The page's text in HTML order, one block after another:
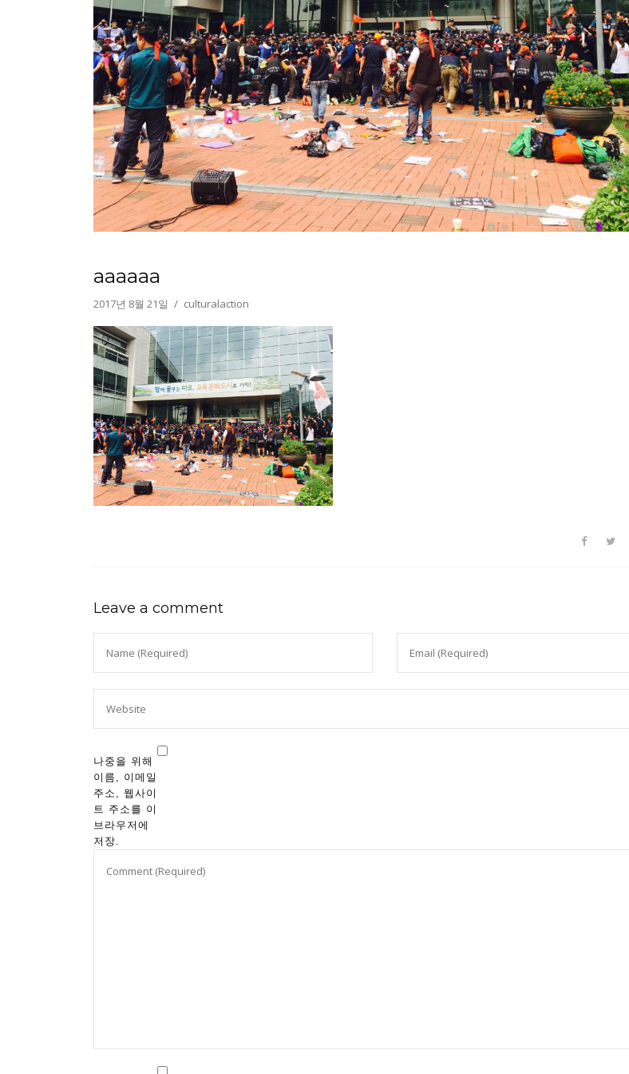
aaaaaa
2017년 8월 21일 culturalaction
Leave a comment
나중을 위해
이름, 이메일
주소, 웹사이
트 주소를 이
브라우저에
저장.